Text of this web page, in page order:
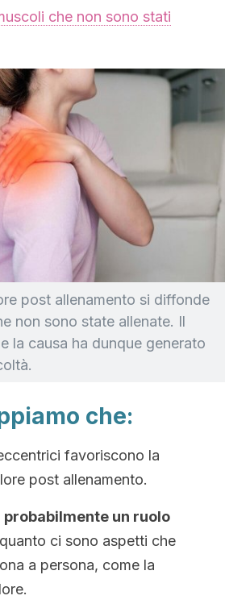
che non sono stati
post allenamento si diffonde
non sono state allenate. Il
la causa ha dunque generato
che:
favoriscono la
post allenamento.
probabilmente un ruolo
ci sono aspetti che
a persona, come la